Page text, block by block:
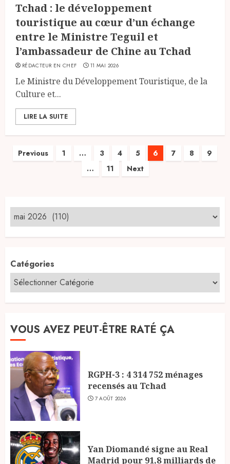
Tchad : le développement
touristique au cœur d’un échange
entre le Ministre Teguil et
l’ambassadeur de Chine au Tchad
RÉDACTEUR EN CHEF 11 MAI 2026
Le Ministre du Développement Touristique, de la
Culture et...
LIRE LA SUITE
Pagination
Previous 1 … 3 4 5 6 7 8
9
…
11 Next
Catégories
VOUS AVEZ PEUT-ÊTRE RATÉ ÇA
RGPH-3 : 4 314 752 ménages
recensés au Tchad
7 AOÛT 2026
Yan Diomandé signe au Real
Madrid pour 91,8 milliards de